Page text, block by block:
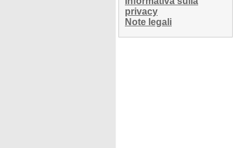
privacy
Note legali